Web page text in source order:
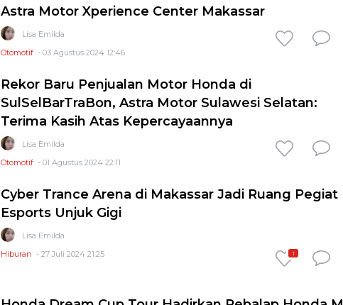
Astra Motor Xperience Center Makassar
Lisa Emilda
Otomotif - 03 Agustus 2024 12:46
Rekor Baru Penjualan Motor Honda di
SulSelBarTraBon, Astra Motor Sulawesi Selatan:
Terima Kasih Atas Kepercayaannya
Lisa Emilda
Otomotif - 01 Agustus 2024 22:11
Cyber Trance Arena di Makassar Jadi Ruang Pegiat
Esports Unjuk Gigi
Lisa Emilda
Hiburan - 27 Juli 2024 21:25 1